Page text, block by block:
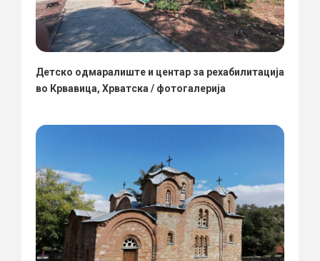
Детско одмаралиште и центар за рехабилитација
во Крвавица, Хрватска / фотогалерија